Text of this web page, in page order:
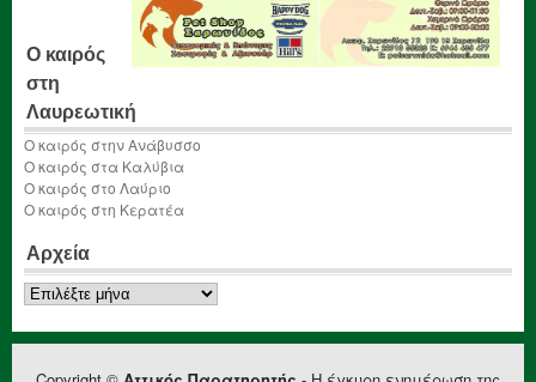
Ο καιρός
στη
Λαυρεωτική
Ο καιρός στην Ανάβυσσο
Ο καιρός στα Καλύβια
Ο καιρός στο Λαύριο
Ο καιρός στη Κερατέα
Αρχεία
Αρχεία